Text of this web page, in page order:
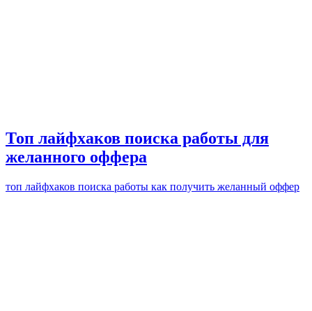
Топ лайфхаков поиска работы для
желанного оффера
топ лайфхаков поиска работы как получить желанный оффер